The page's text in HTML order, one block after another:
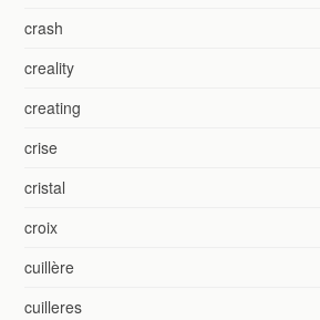
crash
creality
creating
crise
cristal
croix
cuillère
cuilleres